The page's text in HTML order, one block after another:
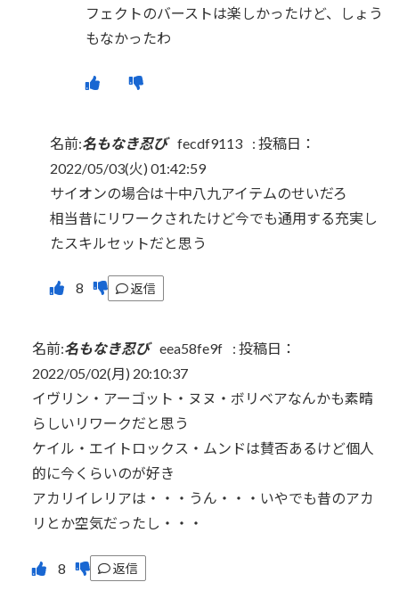
フェクトのバーストは楽しかったけど、しょう
もなかったわ
名前:名もなき忍び fecdf9113 : 投稿日：
2022/05/03(火) 01:42:59
サイオンの場合は十中八九アイテムのせいだろ
相当昔にリワークされたけど今でも通用する充実し
たスキルセットだと思う
返信
名前:名もなき忍び eea58fe9f : 投稿日：
2022/05/02(月) 20:10:37
イヴリン・アーゴット・ヌヌ・ボリベアなんかも素晴
らしいリワークだと思う
ケイル・エイトロックス・ムンドは賛否あるけど個人
的に今くらいのが好き
アカリイレリアは・・・うん・・・いやでも昔のアカ
リとか空気だったし・・・
返信